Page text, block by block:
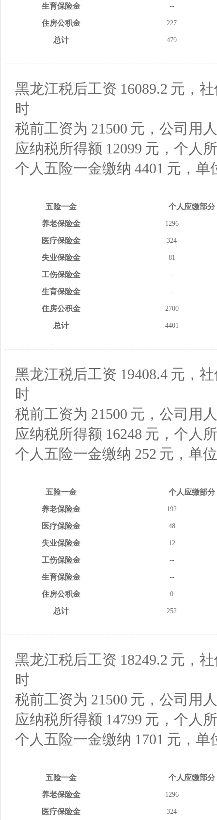
生育保险金 --
住房公积金 227
总计 479
黑龙江税后工资 16089.2 元，
时
税前工资为 21500 元，公司用
应纳税所得额 12099 元，个人
个人五险一金缴纳 4401 元，单
五险一金 个人应缴部分
养老保险金 1296
医疗保险金 324
失业保险金 81
工伤保险金 --
生育保险金 --
住房公积金 2700
总计 4401
黑龙江税后工资 19408.4元，社
时
税前工资为 21500 元，公司用
应纳税所得额 16248 元，个人
个人五险一金缴纳 252 元，单
五险一金 个人应缴部分
养老保险金 192
医疗保险金 48
失业保险金 12
工伤保险金 --
生育保险金 --
住房公积金 0
总计 252
黑龙江税后工资 18249.2 元，
时
税前工资为 21500 元，公司用
应纳税所得额 14799 元，个人
个人五险一金缴纳 1701 元，单
五险一金 个人应缴部分
养老保险金 1296
医疗保险金 324